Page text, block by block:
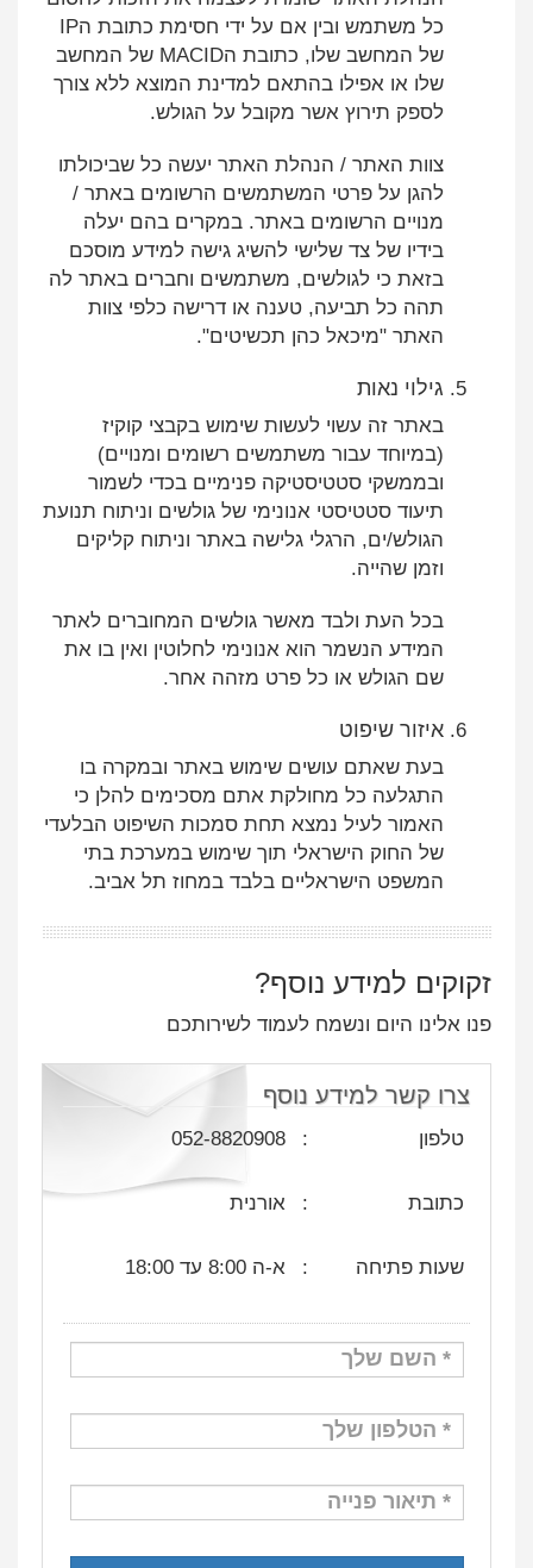
כל משתמש ובין אם על ידי חסימת כתובת הIP
של המחשב שלו, כתובת הMACID של המחשב
שלו או אפילו בהתאם למדינת המוצא ללא צורך
לספק תירוץ אשר מקובל על הגולש.
צוות האתר / הנהלת האתר יעשה כל שביכולתו
להגן על פרטי המשתמשים הרשומים באתר /
מנויים הרשומים באתר. במקרים בהם יעלה
בידיו של צד שלישי להשיג גישה למידע מוסכם
בזאת כי לגולשים, משתמשים וחברים באתר לה
תהה כל תביעה, טענה או דרישה כלפי צוות
האתר "מיכאל כהן תכשיטים".
גילוי נאות
באתר זה עשוי לעשות שימוש בקבצי קוקיז
(במיוחד עבור משתמשים רשומים ומנויים)
ובממשקי סטטיסטיקה פנימיים בכדי לשמור
תיעוד סטטיסטי אנונימי של גולשים וניתוח תנועת
הגולש/ים, הרגלי גלישה באתר וניתוח קליקים
וזמן שהייה.
בכל העת ולבד מאשר גולשים המחוברים לאתר
המידע הנשמר הוא אנונימי לחלוטין ואין בו את
שם הגולש או כל פרט מזהה אחר.
איזור שיפוט
בעת שאתם עושים שימוש באתר ובמקרה בו
התגלעה כל מחולקת אתם מסכימים להלן כי
האמור לעיל נמצא תחת סמכות השיפוט הבלעדי
של החוק הישראלי תוך שימוש במערכת בתי
המשפט הישראליים בלבד במחוז תל אביב.
זקוקים למידע נוסף?
פנו אלינו היום ונשמח לעמוד לשירותכם
צרו קשר למידע נוסף
טלפון :
052-8820908
כתובת : אורנית
שעות פתיחה : א-ה 8:00 עד 18:00